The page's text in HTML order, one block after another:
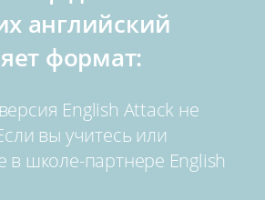
английский
формат:
English Attack не
вы учитесь или
в школе-партнере English